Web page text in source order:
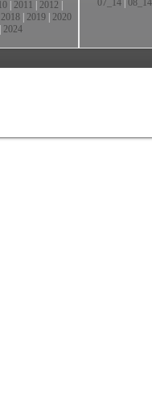
2011 2012
2018 2019 2020
2024
07_14 08_14